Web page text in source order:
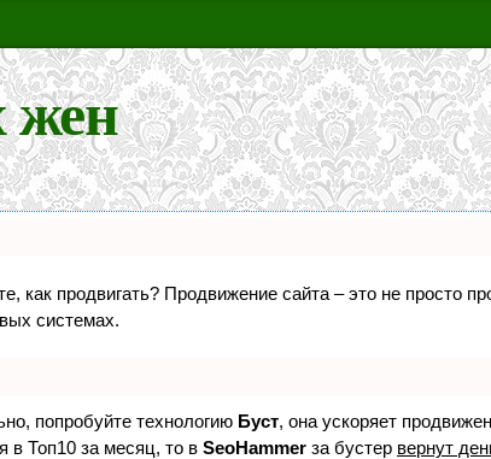
жен
как продвигать? Продвижение сайта – это не просто
системах.
попробуйте технологию Буст, она ускоряет
в Топ10 за месяц, то в SeoHammer за бустер вернут